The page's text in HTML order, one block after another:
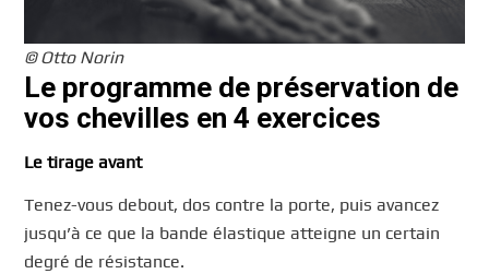
© Otto Norin
Le programme de préservation de
vos chevilles en 4 exercices
Le tirage avant
Tenez-vous debout, dos contre la porte, puis avancez
jusqu’à ce que la bande élastique atteigne un certain
degré de résistance.